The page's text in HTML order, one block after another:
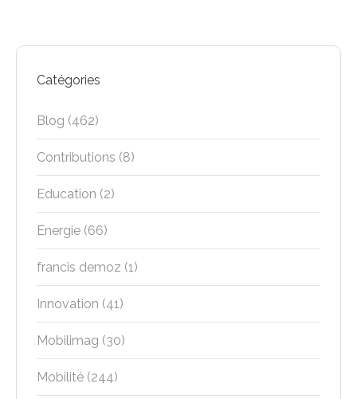
Catégories
Blog (462)
Contributions (8)
Education (2)
Energie (66)
francis demoz (1)
Innovation (41)
Mobilimag (30)
Mobilité (244)